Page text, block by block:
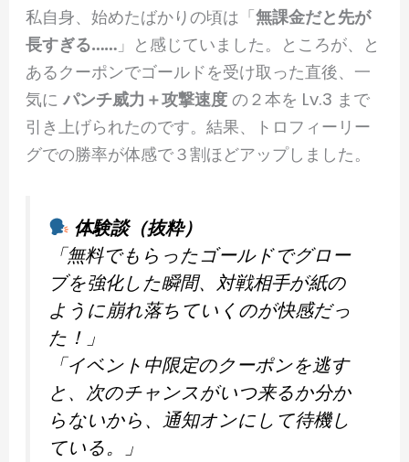
私自身、始めたばかりの頃は「無課金だと先が
長すぎる…… 」と感じていました。ところが、と
あるクーポンでゴールドを受け取った直後、一
気にパンチ威力＋攻撃速度 の２本を Lv.3 まで
引き上げられたのです。結果、トロフィーリー
グでの勝率が体感で３割ほどアップしました。
体験談（抜粋）
「無料でもらったゴールドでグロー
ブを強化した瞬間、対戦相手が紙の
ように崩れ落ちていくのが快感だっ
た！」
「イベント中限定のクーポンを逃す
と、次のチャンスがいつ来るか分か
らないから、通知オンにして待機し
ている。」